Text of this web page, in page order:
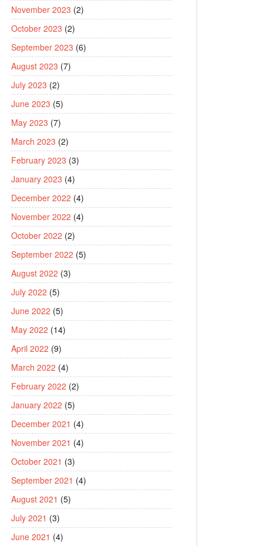
November 2023 (2)
October 2023 (2)
September 2023 (6)
August 2023 (7)
July 2023 (2)
June 2023 (5)
May 2023 (7)
March 2023 (2)
February 2023 (3)
January 2023 (4)
December 2022 (4)
November 2022 (4)
October 2022 (2)
September 2022 (5)
August 2022 (3)
July 2022 (5)
June 2022 (5)
May 2022 (14)
April 2022 (9)
March 2022 (4)
February 2022 (2)
January 2022 (5)
December 2021 (4)
November 2021 (4)
October 2021 (3)
September 2021 (4)
August 2021 (5)
July 2021 (3)
June 2021 (4)